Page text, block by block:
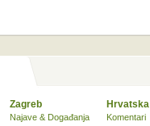
Zagreb
Najave & Događanja
Hrvatska
Komentari